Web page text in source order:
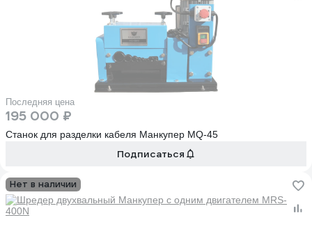
Последняя цена
195 000 ₽
Станок для разделки кабеля Манкупер MQ-45
Подписаться
Нет в наличии